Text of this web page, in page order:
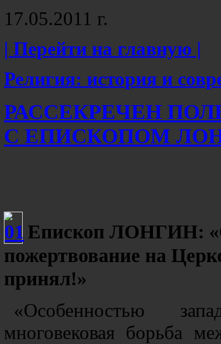
17.05.2011 г.
| Перейти на главную |
Религия: история и
РАССЕКРЕЧЕН
С ЕПИСКОПОМ
Епископ ЛОНГИН:
пожертвование на
принял!»
«Особенностью
многовековая борьба